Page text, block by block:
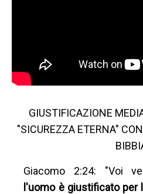
GIUSTIFICAZIONE
"SICUREZZA ETERNA"
Giacomo 2:24: "Voi
l'uomo è giustificato per